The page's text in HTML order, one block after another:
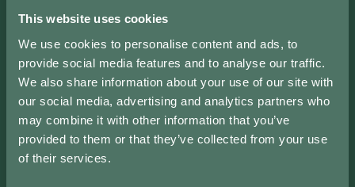
This website uses cookies
We use cookies to personalise content and ads, to
provide social media features and to analyse our traffic.
We also share information about your use of our site with
our social media, advertising and analytics partners who
may combine it with other information that you’ve
provided to them or that they’ve collected from your use
of their services.
Ett komplett kassasystem
som anpassas efter behov